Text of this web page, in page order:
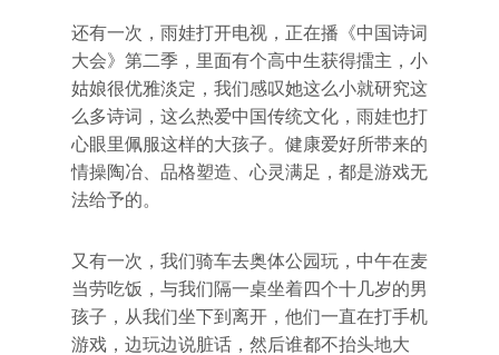
还有一次，雨娃打开电视，正在播《中国诗词
大会》第二季，里面有个高中生获得擂主，小
姑娘很优雅淡定，我们感叹她这么小就研究这
么多诗词，这么热爱中国传统文化，雨娃也打
心眼里佩服这样的大孩子。健康爱好所带来的
情操陶冶、品格塑造、心灵满足，都是游戏无
法给予的。
又有一次，我们骑车去奥体公园玩，中午在麦
当劳吃饭，与我们隔一桌坐着四个十几岁的男
孩子，从我们坐下到离开，他们一直在打手机
游戏，边玩边说脏话，然后谁都不抬头地大